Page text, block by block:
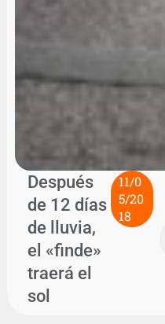
Después
de 12 días
de lluvia,
el «finde»
traerá el
sol
11/0
5/20
18